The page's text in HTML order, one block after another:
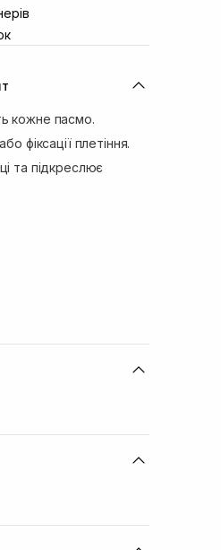
Немає в наявності!
кожне пасмо.
фіксації плетіння.
та підкреслює